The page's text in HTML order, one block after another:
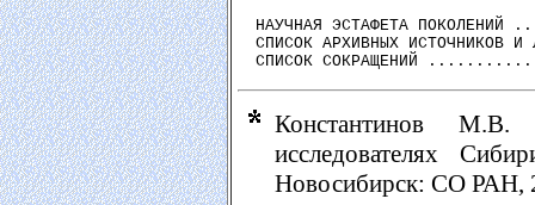
НАУЧНАЯ ЭСТАФЕТА
СПИСОК АРХИВНЫХ
Константинов
исследователях
Новосибирск: СО РАН,